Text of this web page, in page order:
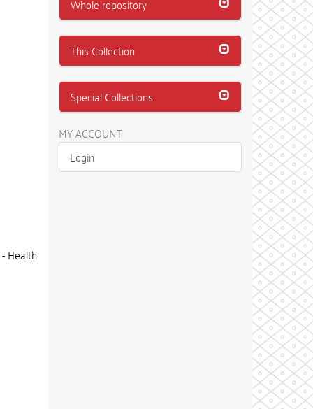
Health
Whole repository
This Collection
Special Collections
MY ACCOUNT
Login